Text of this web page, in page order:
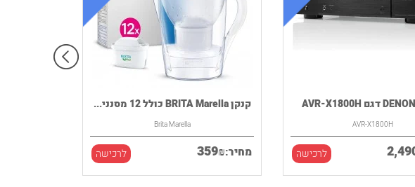
קנקן BRITA Marella כולל 12 מסנני...
Brita Marella
מחיר: 359₪ לרכישה
AVR-X1800H
לרכישה